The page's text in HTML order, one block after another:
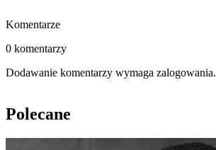
Komentarze
0 komentarzy
Dodawanie komentarzy wymaga zalogowania.
Polecane